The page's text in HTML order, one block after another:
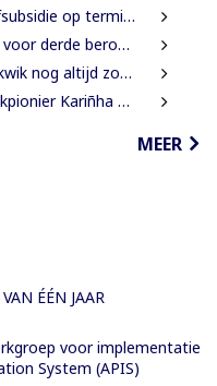
termijn onvermijdelijk
onder gezag van CCJ
zonder resultaat
oeuvreprijs in Rotterdam
MEER
ÉÉN JAAR
voor implementatie
System (APIS)